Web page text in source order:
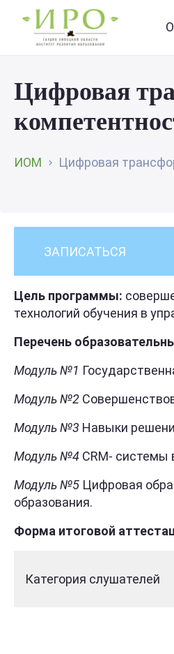
Цифровая
ИОМ Цифровая
ЗАПИСАТЬСЯ
Цель программы:
технологий обучения в
Перечень
Модуль №1
Модуль №2
Модуль №3 Навыки
Модуль №4 CRM- системы
Модуль №5 Цифровая
образования.
Форма итоговой
Категория слушателей